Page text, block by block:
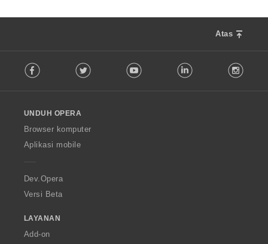
Atas
o
w
O
p
a
Facebook Twitter Youtube LinkedIn
UNDUH OPERA
Browser komputer
Aplikasi mobile
Dev.Opera
Versi Beta
LAYANAN
Add-on